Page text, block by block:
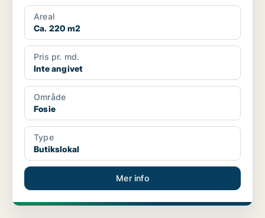
Areal
Ca. 220 m2
Pris pr. md.
Inte angivet
Område
Fosie
Type
Butikslokal
Mer info